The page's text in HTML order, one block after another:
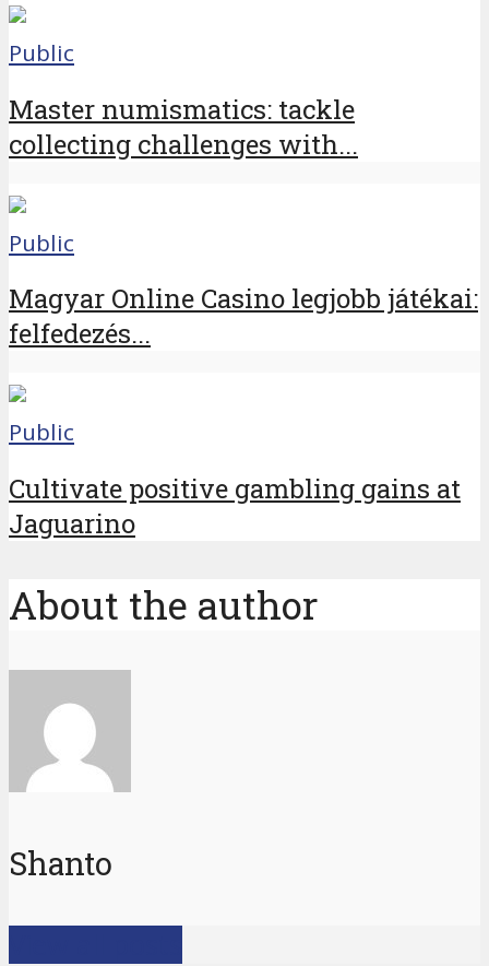
Public
Master numismatics: tackle
collecting challenges with...
Public
Magyar Online Casino legjobb játékai:
felfedezés...
Public
Cultivate positive gambling gains at
Jaguarino
About the author
Shanto